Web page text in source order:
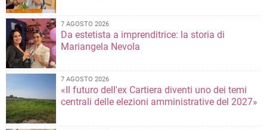
7 AGOSTO 2026
Da estetista a imprenditrice: la storia di
Mariangela Nevola
7 AGOSTO 2026
«Il futuro dell'ex Cartiera diventi uno dei temi
centrali delle elezioni amministrative del 2027»